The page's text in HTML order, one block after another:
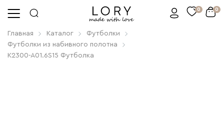
0 0
Главная Каталог
Футболки
Футболки из набивного полотна
K2300-A01.6S15 Футболка